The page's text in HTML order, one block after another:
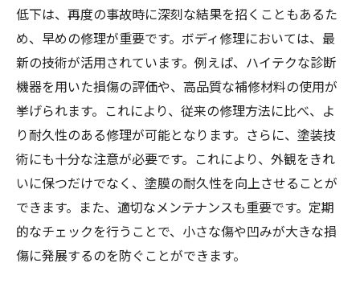
低下は、再度の事故時に深刻な結果を招くこともあるた
め、早めの修理が重要です。ボディ修理においては、最
新の技術が活用されています。例えば、ハイテクな診断
機器を用いた損傷の評価や、高品質な補修材料の使用が
挙げられます。これにより、従来の修理方法に比べ、よ
り耐久性のある修理が可能となります。さらに、塗装技
術にも十分な注意が必要です。これにより、外観をきれ
いに保つだけでなく、塗膜の耐久性を向上させることが
できます。また、適切なメンテナンスも重要です。定期
的なチェックを行うことで、小さな傷や凹みが大きな損
傷に発展するのを防ぐことができます。